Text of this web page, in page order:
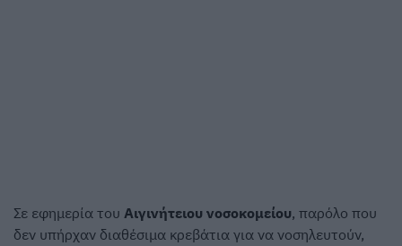
Σε εφημερία του Αιγινήτειου νοσοκομείου, παρόλο που
δεν υπήρχαν διαθέσιμα κρεβάτια για να νοσηλευτούν,